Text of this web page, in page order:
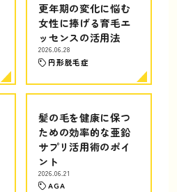
更年期の変化に悩む
女性に捧げる育毛エ
ッセンスの活用法
2026.06.28
円形脱毛症
髪の毛を健康に保つ
ための効率的な亜鉛
サプリ活用術のポイ
ント
2026.06.21
AGA